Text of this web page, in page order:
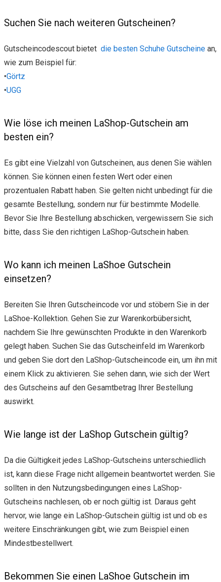
Suchen Sie nach weiteren Gutscheinen?
Gutscheincodescout bietet die besten Schuhe Gutscheine an,
wie zum Beispiel für:
•Görtz
•UGG
Wie löse ich meinen LaShop-Gutschein am
besten ein?
Es gibt eine Vielzahl von Gutscheinen, aus denen Sie wählen
können. Sie können einen festen Wert oder einen
prozentualen Rabatt haben. Sie gelten nicht unbedingt für die
gesamte Bestellung, sondern nur für bestimmte Modelle.
Bevor Sie Ihre Bestellung abschicken, vergewissern Sie sich
bitte, dass Sie den richtigen LaShop-Gutschein haben.
Wo kann ich meinen LaShoe Gutschein
einsetzen?
Bereiten Sie Ihren Gutscheincode vor und stöbern Sie in der
LaShoe-Kollektion. Gehen Sie zur Warenkorbübersicht,
nachdem Sie Ihre gewünschten Produkte in den Warenkorb
gelegt haben. Suchen Sie das Gutscheinfeld im Warenkorb
und geben Sie dort den LaShop-Gutscheincode ein, um ihn mit
einem Klick zu aktivieren. Sie sehen dann, wie sich der Wert
des Gutscheins auf den Gesamtbetrag Ihrer Bestellung
auswirkt.
Wie lange ist der LaShop Gutschein gültig?
Da die Gültigkeit jedes LaShop-Gutscheins unterschiedlich
ist, kann diese Frage nicht allgemein beantwortet werden. Sie
sollten in den Nutzungsbedingungen eines LaShop-
Gutscheins nachlesen, ob er noch gültig ist. Daraus geht
hervor, wie lange ein LaShop-Gutschein gültig ist und ob es
weitere Einschränkungen gibt, wie zum Beispiel einen
Mindestbestellwert.
Bekommen Sie einen LaShoe Gutschein im